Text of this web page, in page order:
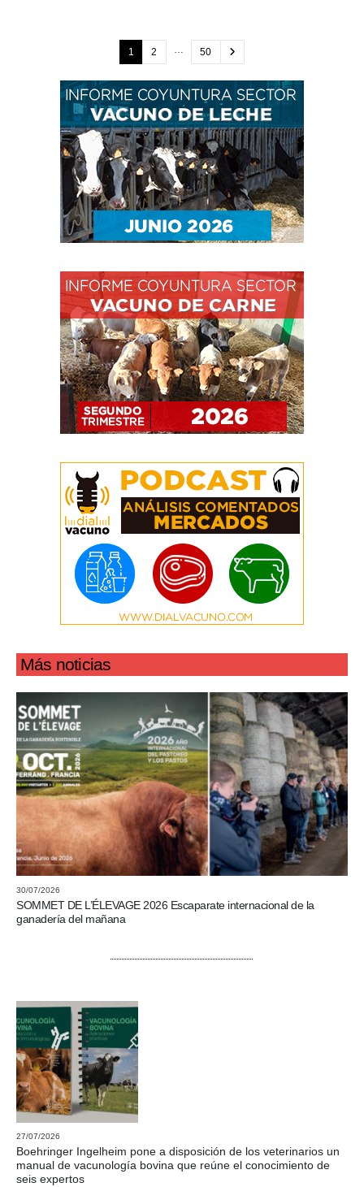
1 2 50
Más noticias
30/07/2026
SOMMET DE L’ÉLEVAGE 2026 Escaparate internacional de la
ganadería del mañana
27/07/2026
Boehringer Ingelheim pone a disposición de los veterinarios un
manual de vacunología bovina que reúne el conocimiento de
seis expertos